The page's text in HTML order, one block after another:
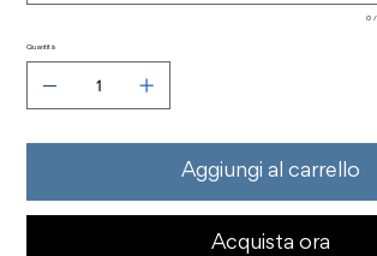
0 /
Quantità
Aggiungi al carrello
Acquista ora